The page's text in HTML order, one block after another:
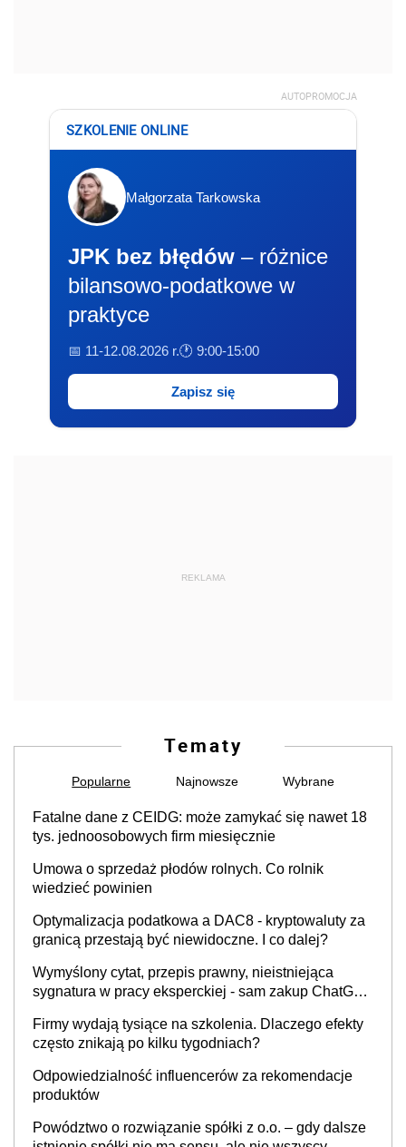
AUTOPROMOCJA
SZKOLENIE ONLINE
Małgorzata Tarkowska
JPK bez błędów – różnice
bilansowo-podatkowe w
praktyce
📅 11-12.08.2026 r.🕐 9:00-15:00
Zapisz się
REKLAMA
Tematy
Popularne Najnowsze Wybrane
Fatalne dane z CEIDG: może zamykać się nawet 18
tys. jednoosobowych firm miesięcznie
Umowa o sprzedaż płodów rolnych. Co rolnik
wiedzieć powinien
Optymalizacja podatkowa a DAC8 - kryptowaluty za
granicą przestają być niewidoczne. I co dalej?
Wymyślony cytat, przepis prawny, nieistniejąca
sygnatura w pracy eksperckiej - sam zakup ChatGPT
Firmy wydają tysiące na szkolenia. Dlaczego efekty
często znikają po kilku tygodniach?
Odpowiedzialność influencerów za rekomendacje
produktów
Powództwo o rozwiązanie spółki z o.o. – gdy dalsze